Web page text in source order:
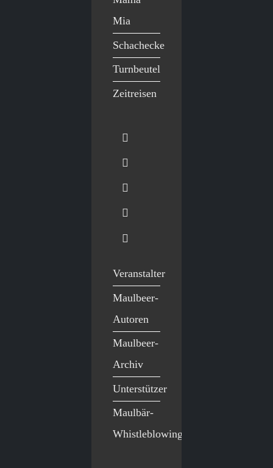
Mia
Schachecke
Turnbeutel
Zeitreisen
Veranstalter
Maulbeer-
Autoren
Maulbeer-
Archiv
Unterstützer
Maulbär-
Whistleblowing